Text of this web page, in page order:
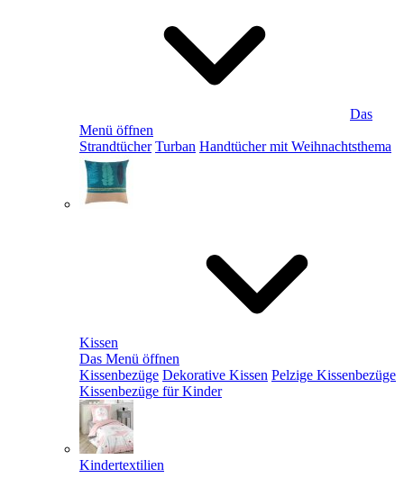
Das
Menü öffnen
Strandtücher Turban Handtücher mit Weihnachtsthema
Kissen
Das Menü öffnen
Kissenbezüge Dekorative Kissen Pelzige Kissenbezüge
Kissenbezüge für Kinder
Kindertextilien